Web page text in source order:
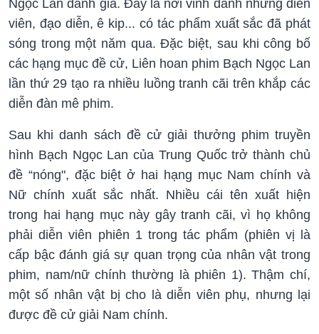
Ngọc Lan danh giá. Đây là nơi vinh danh những diễn
viên, đạo diễn, ê kip... có tác phẩm xuất sắc đã phát
sóng trong một năm qua. Đặc biệt, sau khi công bố
các hạng mục đề cử, Liên hoan phim Bạch Ngọc Lan
lần thứ 29 tạo ra nhiều luồng tranh cãi trên khắp các
diễn đàn mê phim.
Sau khi danh sách đề cử giải thưởng phim truyền
hình Bạch Ngọc Lan của Trung Quốc trở thành chủ
đề “nóng", đặc biệt ở hai hạng mục Nam chính và
Nữ chính xuất sắc nhất. Nhiều cái tên xuất hiện
trong hai hạng mục này gây tranh cãi, vì họ không
phải diễn viên phiên 1 trong tác phẩm (phiên vị là
cấp bậc đánh giá sự quan trọng của nhân vật trong
phim, nam/nữ chính thường là phiên 1). Thậm chí,
một số nhân vật bị cho là diễn viên phụ, nhưng lại
được đề cử giải Nam chính.